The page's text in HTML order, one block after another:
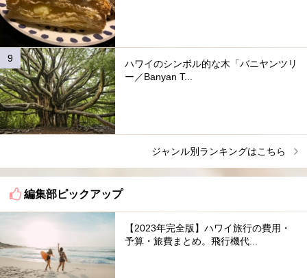
ハワイのシンボル的な木「バニヤンツリ
ー／Banyan T...
ジャンル別ランキングはこちら
編集部ピックアップ
【2023年完全版】ハワイ旅行の費用・
予算・旅費まとめ。飛行機代...